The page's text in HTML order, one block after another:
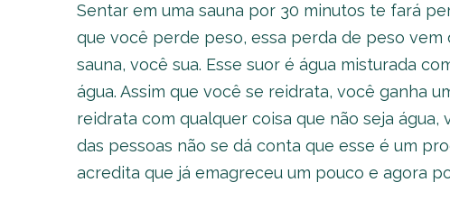
Sentar em uma sauna por 30 minutos te fará
que você perde peso, essa perda de peso vem
sauna, você sua. Esse suor é água misturada
água. Assim que você se reidrata, você ganha
reidrata com qualquer coisa que não seja
das pessoas não se dá conta que esse é um
acredita que já emagreceu um pouco e agora